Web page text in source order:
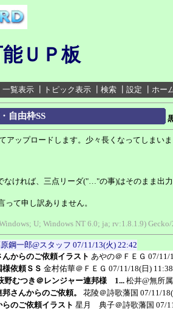
ＵＰ板
一覧表示 トピック表示 検索 設定 ホー
自由枠SS
アップロードします。少々長くなってしまい
ければ、三点リーダ("…"の事)はそのまま出
て申し訳ありません。
U; Windows NT 6.0; ja; rv:1.8.1.9)
鋼一郎@スタッフ 07/11/13(火) 22:42
からのご依頼イラスト あやの＠ＦＥＧ 07/11/
依頼ＳＳ 金村佑華＠ＦＥＧ 07/11/18(日) 11:38
野むつき＠レンジャー連邦様 1... 松井@無所属
さんからのご依頼。
花陵＠詩歌藩国 07/11/
のご依頼イラスト 星月 典子＠詩歌藩国 07/